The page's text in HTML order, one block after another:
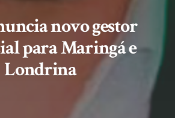
novo gestor
para Maringá e
Londrina